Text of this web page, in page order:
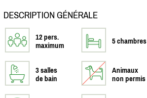
DESCRIPTION GÉNÉRALE
12 pers.
maximum
5 chambres
3 salles
de bain
Animaux
non permis